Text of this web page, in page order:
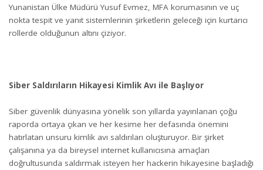
Yunanistan Ülke Müdürü Yusuf Evmez, MFA korumasının ve uç
nokta tespit ve yanıt sistemlerinin şirketlerin geleceği için kurtarıcı
rollerde olduğunun altını çiziyor.
Siber Saldırıların Hikayesi Kimlik Avı ile Başlıyor
Siber güvenlik dünyasına yönelik son yıllarda yayınlanan çoğu
raporda ortaya çıkan ve her kesime her defasında önemini
hatırlatan unsuru kimlik avı saldırıları oluşturuyor. Bir şirket
çalışanına ya da bireysel internet kullanıcısına amaçları
doğrultusunda saldırmak isteyen her hackerin hikayesine başladığı